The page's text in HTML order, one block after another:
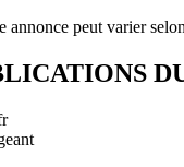
annonce peut varier